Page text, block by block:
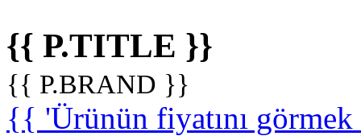
{{ P.TITLE }}
{{ P.BRAND }}
{{ 'Ürünün fiyatını